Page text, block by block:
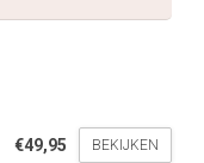
€49,95 BEKIJKEN